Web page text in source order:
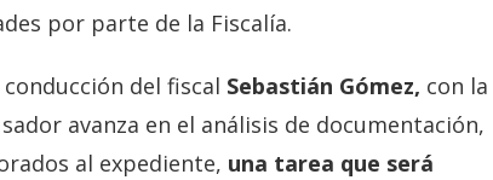
por parte de la Fiscalía.
del fiscal Sebastián Gómez, con la
avanza en el análisis de documentación,
al expediente, una tarea que será